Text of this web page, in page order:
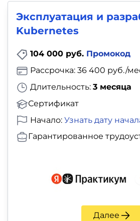
Эксплуатация и
Kubernetes
104 000 руб. Промокод
Длительность: 3 месяца
Сертификат
Рассрочка: 36 400 руб./
Начало: Узнать дату
Гарантированное
Далее